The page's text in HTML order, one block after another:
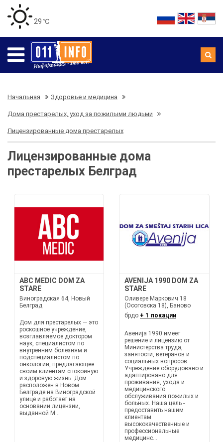
29 ℃
Начальная Здоровье и медицина
Дома престарелых, уход за пожилыми людьми
Лицензированные дома престарелых
Лицензированные дома
престарелых Белград
ABC MEDIC DOM ZA
STARE
Виноградская 64, Новый
Белград
Дом для престарелых — это
роскошное учреждение,
возглавляемое доктором
наук, специалистом по
внутренним болезням и
подспециалистом по
онкологии, предлагающее
своим клиентам спокойную
и здоровую жизнь. Дом
расположен в Новом
Белграде на Виноградской
улице и работает на
основании лицензии,
выданной М...
AVENIJA 1990 DOM ZA
STARE
Оливере Маркович 18
(Осоговска 18), Баново
брдо + 1 локации
Авенија 1990 имеет
решение и лицензию от
Министерства труда,
занятости, ветеранов и
социальных вопросов.
Учреждение оборудовано и
адаптировано для
проживания, ухода и
медицинского
обслуживания пожилых и
больных. Наша цель -
предоставить нашим
клиентам
высококачественные и
профессиональные
медицинс...